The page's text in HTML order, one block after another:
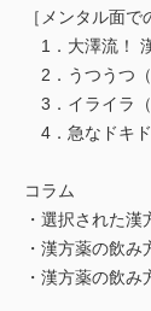
［メンタル面
1．大澤流！
2．うつうつ（
3．イライラ（
4．急なドキド
コラム
・選択された
・漢方薬の飲
・漢方薬の飲